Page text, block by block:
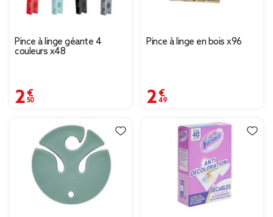
Pince à linge géante 4
couleurs x48
2,50 €
Pince à linge en bois x96
2,49 €